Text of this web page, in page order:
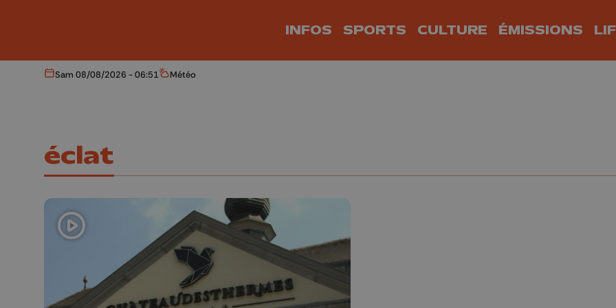
INFOS SPORTS CULTURE ÉMISSIONS
Aujourd'hui
Sam 08/08/2026 - 06:51 Météo
Météo
éclat